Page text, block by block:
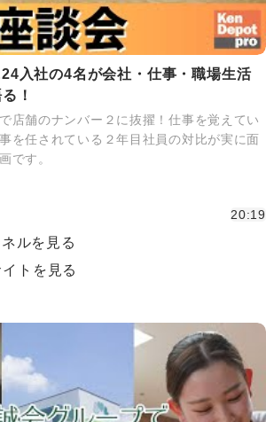
入社の4名が会社・仕事・職場生活
！
店舗のナンバー２に抜擢！仕事を覚えてい
を任されている２年目社員の対比が実に面
です。
20:19
ルを見る
トを見る